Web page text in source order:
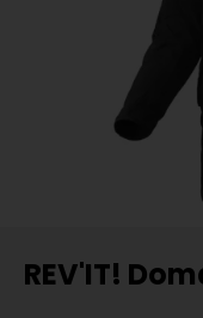
REV'IT!